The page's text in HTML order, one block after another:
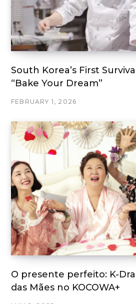
South Korea’s First
“Bake Your Dream”
FEBRUARY 1, 2026
O presente perfeito: K-
das Mães no KOCOWA+